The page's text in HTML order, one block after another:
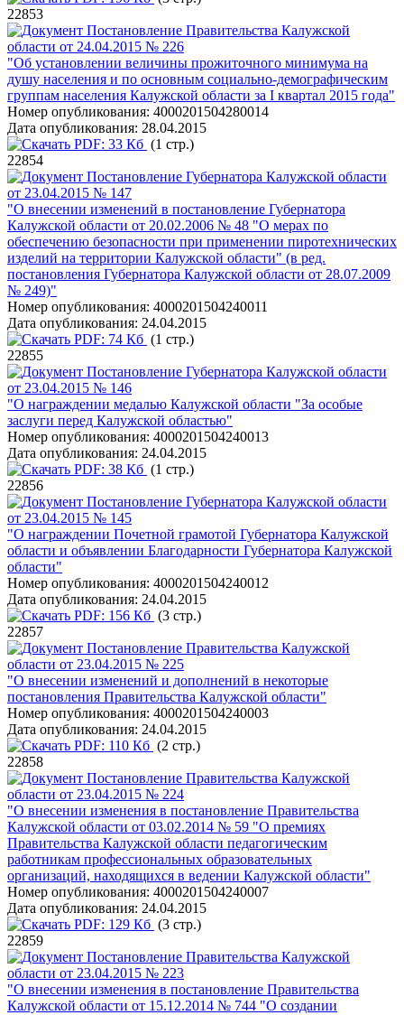
22853
Постановление Правительства Калужской
области от 24.04.2015 № 226
"Об установлении величины прожиточного минимума на
душу населения и по основным социально-демографическим
группам населения Калужской области за I квартал 2015 года"
Номер опубликования: 4000201504280014
Дата опубликования: 28.04.2015
PDF: 33 Кб (1 стр.)
22854
Постановление Губернатора Калужской области
от 23.04.2015 № 147
"О внесении изменений в постановление Губернатора
Калужской области от 20.02.2006 № 48 "О мерах по
обеспечению безопасности при применении пиротехнических
изделий на территории Калужской области" (в ред.
постановления Губернатора Калужской области от 28.07.2009
№ 249)"
Номер опубликования: 4000201504240011
Дата опубликования: 24.04.2015
PDF: 74 Кб (1 стр.)
22855
Постановление Губернатора Калужской области
от 23.04.2015 № 146
"О награждении медалью Калужской области "За особые
заслуги перед Калужской областью"
Номер опубликования: 4000201504240013
Дата опубликования: 24.04.2015
PDF: 38 Кб (1 стр.)
22856
Постановление Губернатора Калужской области
от 23.04.2015 № 145
"О награждении Почетной грамотой Губернатора Калужской
области и объявлении Благодарности Губернатора Калужской
области"
Номер опубликования: 4000201504240012
Дата опубликования: 24.04.2015
PDF: 156 Кб (3 стр.)
22857
Постановление Правительства Калужской
области от 23.04.2015 № 225
"О внесении изменений и дополнений в некоторые
постановления Правительства Калужской области"
Номер опубликования: 4000201504240003
Дата опубликования: 24.04.2015
PDF: 110 Кб (2 стр.)
22858
Постановление Правительства Калужской
области от 23.04.2015 № 224
"О внесении изменения в постановление Правительства
Калужской области от 03.02.2014 № 59 "О премиях
Правительства Калужской области педагогическим
работникам профессиональных образовательных
организаций, находящихся в ведении Калужской области"
Номер опубликования: 4000201504240007
Дата опубликования: 24.04.2015
PDF: 129 Кб (3 стр.)
22859
Постановление Правительства Калужской
области от 23.04.2015 № 223
"О внесении изменения в постановление Правительства
Калужской области от 15.12.2014 № 744 "О создании